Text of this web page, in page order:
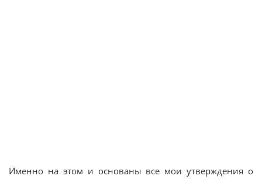
Именно на этом и основаны все мои утверждения о